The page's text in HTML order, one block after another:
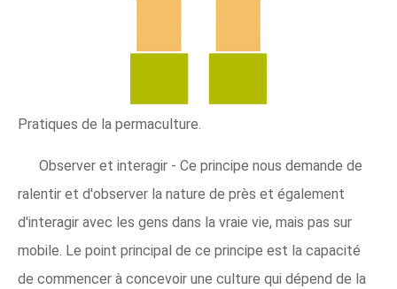
Pratiques de la permaculture.
Observer et interagir - Ce principe nous demande de
ralentir et d'observer la nature de près et également
d'interagir avec les gens dans la vraie vie, mais pas sur
mobile. Le point principal de ce principe est la capacité
de commencer à concevoir une culture qui dépend de la